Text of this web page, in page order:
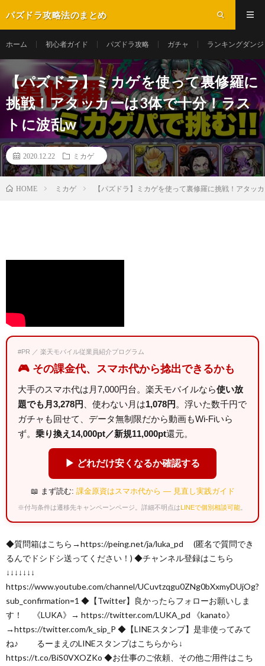
パズドラ攻略法のまとめ
ホーム 初心者ガイド パズドラ攻略 ガチャ ランキングダン
【パズドラ】ミカゲを使って裏修羅に
挑戦！アタッカーは3体で十分！ラス
トに波乱w
2020.12.22 ミカゲ
HOME ミカゲ 【パズドラ】ミカゲを使って裏修羅に挑戦！アタッ
#PR ／ 楽天モバイル従業員紹介プログラム
🎮 その課金代、スマホ代から捻出できるかも
大手のスマホ代は月7,000円台。楽天モバイルなら使い放
題でも月3,278円
、使わない月は1,078円 。浮いた数千円で
ガチャも回せて、データ無制限だから動画もWi-Fiいら
ず。 乗り換え14,000pt／新規11,000pt還元。
▶ どれだけ安くなるか確認する
📖 まず読む: 課金原資はスマホ代から — 見直し実践ガイド
※付与条件は遷移先キャンペーンページ。詳細不明点はLINEで個別相談可能
◆質問箱はこちら→https://peing.net/ja/luka_pd (匿名で質問でき
るんでドシドシ送ってください！) ◆チャンネル登録はこちら
↓↓↓↓↓↓↓
https://www.youtube.com/channel/UCuvtzqgu0ZNg0bXxmyDUjOg?
sub_confirmation=1 ◆【Twitter】良かったらフォローお願いしま
す！ 《LUKA》→ https://twitter.com/LUKA_pd 《kanato》
→https://twitter.com/k_sip_P ◆【LINEスタンプ】是非使ってみて
ね♪ るーまえのLINEスタンプはこちらから↓
https://t.co/BiS0VXOZKo ◆お仕事のご依頼、その他ご用件はこち